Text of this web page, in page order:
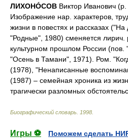
ЛИХОНÓСОВ Виктор Иванович
Изображение нар. характеров,
жизни в повестях и рассказах
"Родные", 1980) сменяется
культурном прошлом России (пов.
"Осень в Тамани", 1971). Ром.
(1978), "Ненаписанные
(1987) – семейная хроника из
трагически разломных
Биографический словарь 1998
Игры ⚽
Поможем сделать